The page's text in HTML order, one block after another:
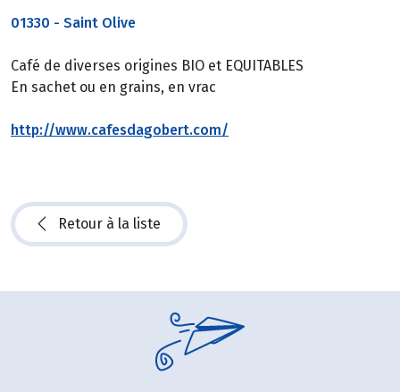
01330 - Saint Olive
Café de diverses origines BIO et EQUITABLES
En sachet ou en grains, en vrac
http://www.cafesdagobert.com/
Retour à la liste